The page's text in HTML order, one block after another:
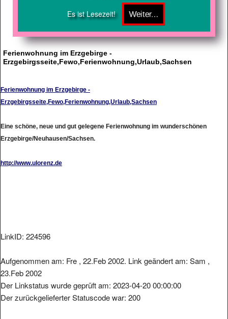
Es ist Lesezeit!
Ferienwohnung im Erzgebirge -
Erzgebirgsseite,Fewo,Ferienwohnung,Urlaub,Sachsen
Ferienwohnung im Erzgebirge -
Erzgebirgsseite,Fewo,Ferienwohnung,Urlaub,Sachsen
Eine schöne, neue und gut gelegene Ferienwohnung im wunderschönen
Erzgebirge/Neuhausen/Sachsen.
http://www.ulorenz.de
LinkID: 224596
Aufgenommen am: Fre , 22.Feb 2002. Link geändert am: Sam ,
23.Feb 2002
Der Linkstatus wurde geprüft am: 2023-04-20 00:00:00
Der zurückgelieferter Statuscode war: 200